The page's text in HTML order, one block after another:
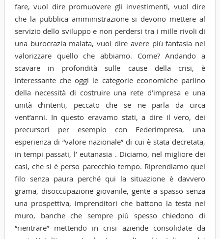
fare, vuol dire promuovere gli investimenti, vuol dire
che la pubblica amministrazione si devono mettere al
servizio dello sviluppo e non perdersi tra i mille rivoli di
una burocrazia malata, vuol dire avere più fantasia nel
valorizzare quello che abbiamo. Come? Andando a
scavare in profondità sulle cause della crisi, è
interessante che oggi le categorie economiche parlino
della necessità di costruire una rete d’impresa e una
unità d’intenti, peccato che se ne parla da circa
vent’anni. In questo eravamo stati, a dire il vero, dei
precursori per esempio con Federimpresa, una
esperienza di “valore nazionale” di cui è stata decretata,
in tempi passati, l’ eutanasia . Diciamo, nel migliore dei
casi, che si è perso parecchio tempo. Riprendiamo quel
filo senza paura perché qui la situazione è davvero
grama, disoccupazione giovanile, gente a spasso senza
una prospettiva, imprenditori che battono la testa nel
muro, banche che sempre più spesso chiedono di
“rientrare” mettendo in crisi aziende consolidate da